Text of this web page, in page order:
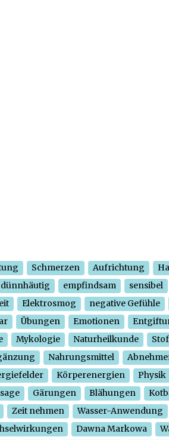
Schmerzen Aufrichtung
dünnhäutig empfindsam sensibel
Elektrosmog negative Gefühle
Übungen Emotionen
Mykologie Naturheilkunde
Nahrungsmittel
Körperenergien Physik
Gärungen Blähungen
Zeit nehmen Wasser-Anwendung
Dawna Markowa